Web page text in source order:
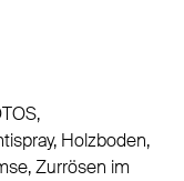
Holzboden,
Zurrösen im